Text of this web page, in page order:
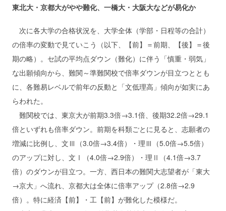
東北大・京都大がやや難化、一橋大・大阪大などが易化か
次に各大学の合格状況を、大学全体（学部・日程等の合計）
の倍率の変動で見ていこう（以下、【前】＝前期、【後】＝後
期の略）。セ試の平均点ダウン（難化）に伴う「慎重・弱気」
な出願傾向から、難関～準難関校で倍率ダウンが目立つととも
に、各難易レベルで前年の反動と「文低理高」傾向が如実にあ
らわれた。
難関校では、東京大が前期3.3倍→3.1倍、後期32.2倍→29.1
倍といずれも倍率ダウン。前期を科類ごとに見ると、志願者の
増減に比例し、文Ⅲ（3.0倍→3.4倍）・理Ⅲ（5.0倍→5.5倍）
のアップに対し、文Ⅰ（4.0倍→2.9倍）・理Ⅱ（4.1倍→3.7
倍）のダウンが目立つ。一方、西日本の難関大志望者が「東大
→京大」へ流れ、京都大は全体に倍率アップ（2.8倍→2.9
倍）。特に経済【前】・工【前】が難化した模様だ。